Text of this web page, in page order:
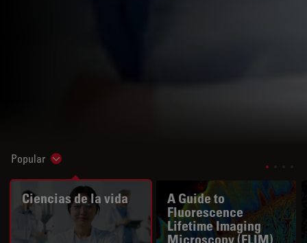
Popular Show subnavigation
Ciencias de la vida
A Guide to
Fluorescence
Lifetime Imaging
Microscopy (FLIM)